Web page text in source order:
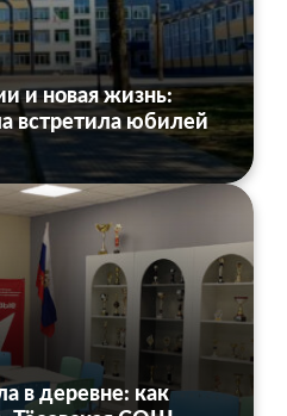
и новая жизнь:
встретила юбилей
в деревне: как